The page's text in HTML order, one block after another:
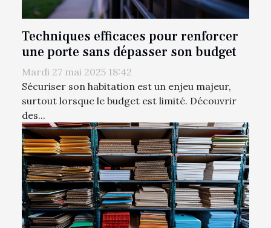
Techniques efficaces pour renforcer
une porte sans dépasser son budget
Mardi 27 mai 2025 18:42
Sécuriser son habitation est un enjeu majeur,
surtout lorsque le budget est limité. Découvrir
des...